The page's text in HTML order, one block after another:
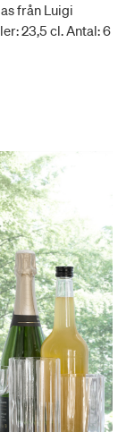
från Luigi
23,5 cl. Antal: 6